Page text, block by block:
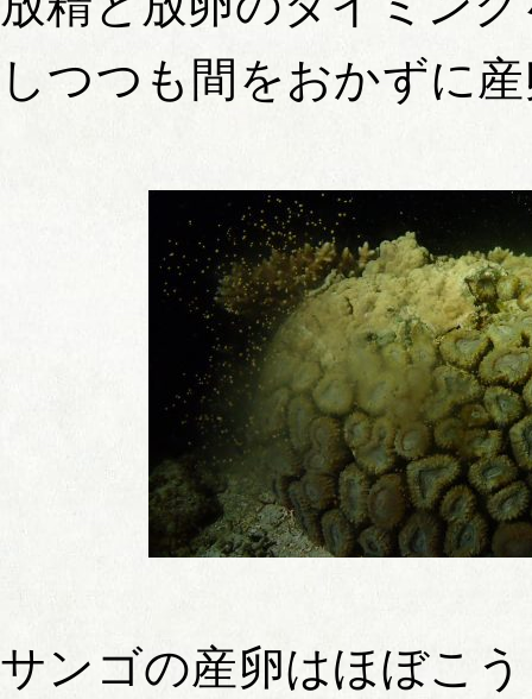
しつつも間をおかずに
サンゴの産卵はほぼこ